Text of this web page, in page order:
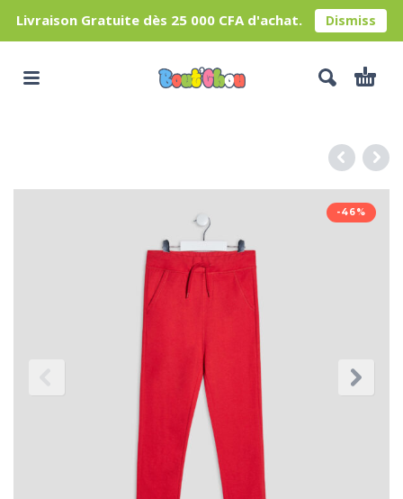
Livraison Gratuite dès 25 000 CFA d'achat. Dismiss
-46%